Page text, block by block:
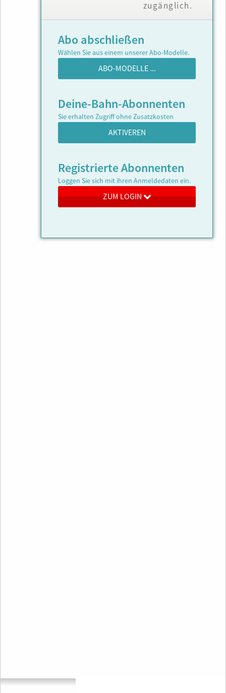
zugänglich.
Abo abschließen
Wählen Sie aus einem unserer Abo-Modelle.
ABO-MODELLE ...
Deine-Bahn-Abonnenten
Sie erhalten Zugriff ohne Zusatzkosten
AKTIVEREN
Registrierte Abonnenten
Loggen Sie sich mit ihren Anmeldedaten ein.
ZUM LOGIN